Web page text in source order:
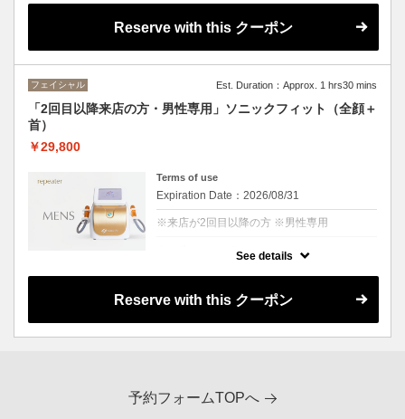
日本初上陸のリフトアップマシン「Sonic
Fit（ソニックフィット）」によるフェイシャ
ルコース！
で注目された次世代のアンチエイジング技術
です。
皮膚の表層から深層へ特殊な超音波を照射
し、温熱刺激を与えることで細胞を活性化さ
せ、乱れたターンオーバーを整え、
【所要時間：105分（カウンセリング含
む）】
Reserve with this クーポン
フェイシャル Est. Duration：Approx. 1 hrs30 mins
「2回目以降来店の方・男性専用」ソニックフィット（全顔＋
首）
￥29,800
Terms of use
Expiration Date：2026/08/31
※来店が2回目以降の方 ※男性専用
Fit（ソニックフィット）」によるフェイシャ
ルコース！
効果の高さと痛みやダウンタイムがないこと
です。
リ、ツヤ、トーンアップに導きます。
See details
Reserve with this クーポン
予約フォームTOPへ